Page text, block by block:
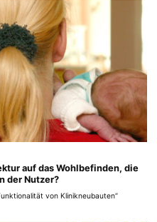
auf das Wohlbefinden, die
der Nutzer?
von Klinikneubauten“